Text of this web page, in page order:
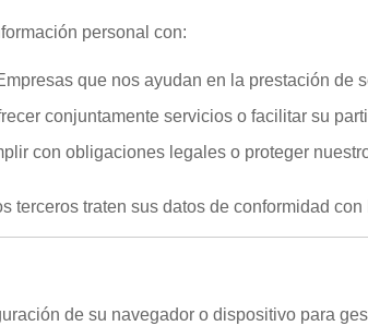
personal con:
que nos ayudan en la prestación de
conjuntamente servicios o facilitar su
con obligaciones legales o proteger
terceros traten sus datos de conformidad
de su navegador o dispositivo para